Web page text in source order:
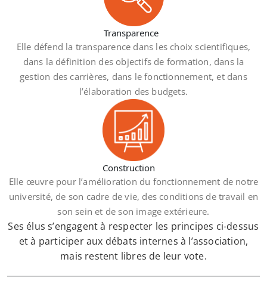
Transparence
Elle défend la transparence dans les choix scientifiques,
dans la définition des objectifs de formation, dans la
gestion des carrières, dans le fonctionnement, et dans
l’élaboration des budgets.
Construction
Elle œuvre pour l’amélioration du fonctionnement de notre
université, de son cadre de vie, des conditions de travail en
son sein et de son image extérieure.
Ses élus s’engagent à respecter les principes ci-dessus
et à participer aux débats internes à l’association,
mais restent libres de leur vote.